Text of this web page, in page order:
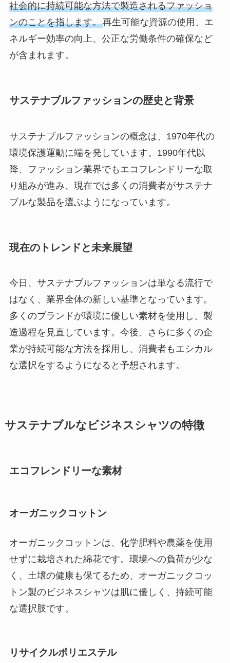
社会的に持続可能な方法で製造されるファッショ
ンのことを指します。再生可能な資源の使用、エ
ネルギー効率の向上、公正な労働条件の確保など
が含まれます。
サステナブルファッションの歴史と背景
サステナブルファッションの概念は、1970年代の
環境保護運動に端を発しています。1990年代以
降、ファッション業界でもエコフレンドリーな取
り組みが進み、現在では多くの消費者がサステナ
ブルな製品を選ぶようになっています。
現在のトレンドと未来展望
今日、サステナブルファッションは単なる流行で
はなく、業界全体の新しい基準となっています。
多くのブランドが環境に優しい素材を使用し、製
造過程を見直しています。今後、さらに多くの企
業が持続可能な方法を採用し、消費者もエシカル
な選択をするようになると予想されます。
サステナブルなビジネスシャツの特徴
エコフレンドリーな素材
オーガニックコットン
オーガニックコットンは、化学肥料や農薬を使用
せずに栽培された綿花です。環境への負荷が少な
く、土壌の健康も保てるため、オーガニックコッ
トン製のビジネスシャツは肌に優しく、持続可能
な選択肢です。
リサイクルポリエステル